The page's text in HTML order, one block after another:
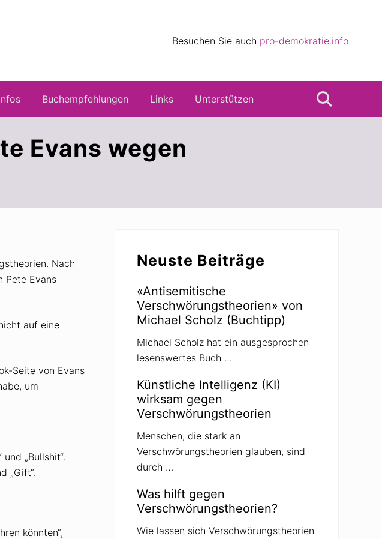
Besuchen Sie auch pro-demokratie.info
Buchempfehlungen Links Unterstützen Suche
Evans wegen
Nach
Pete Evans
auf eine
Seite von Evans
um
„Bullshit“.
„Gift“.
könnten“,
Neuste Beiträge
«Antisemitische
Verschwörungstheorien» von
Michael Scholz (Buchtipp)
Michael Scholz hat ein ausgesprochen
lesenswertes Buch …
Künstliche Intelligenz (KI)
wirksam gegen
Verschwörungstheorien
Menschen, die stark an
Verschwörungstheorien glauben, sind
durch …
Was hilft gegen
Verschwörungstheorien?
Wie lassen sich Verschwörungstheorien